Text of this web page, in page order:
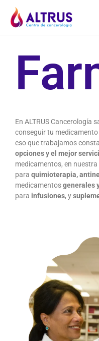
En ALTRUS Cancerología
conseguir tu
eso que trabajamos
opciones y el mejor
medicamentos, en
para quimioterapia,
medicamentosgenerales
para infusiones, y